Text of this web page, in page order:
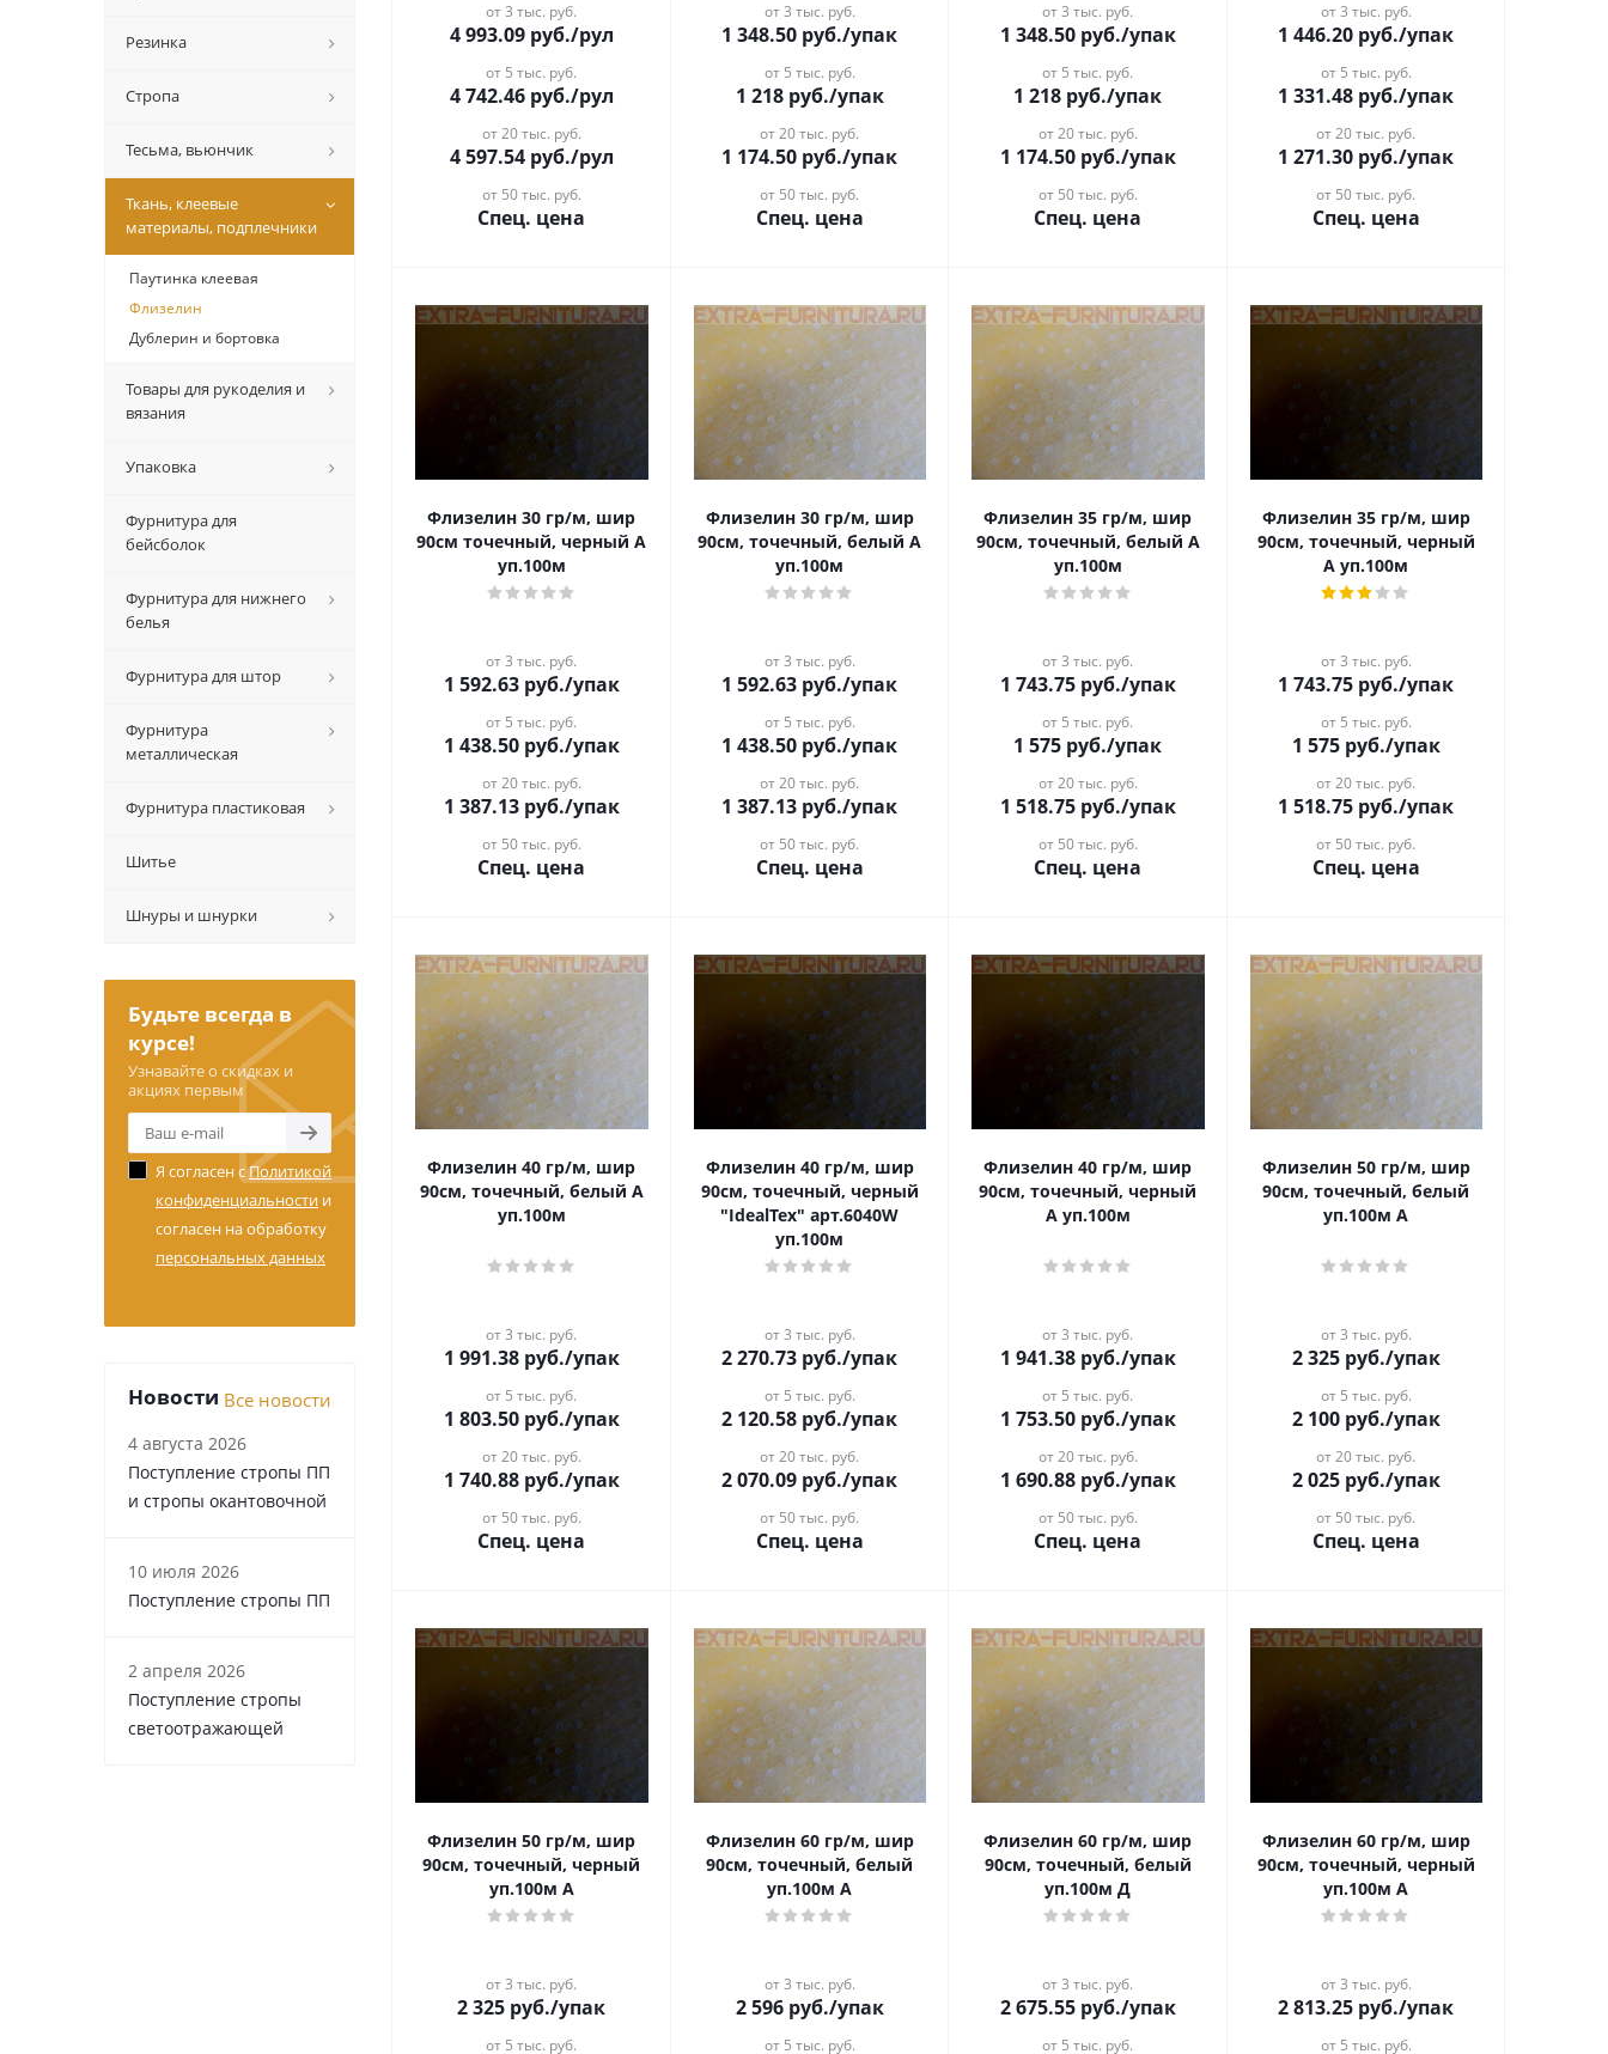
от 3 тыс. руб.
4 993.09руб./рул
от 5 тыс. руб.
4 742.46руб./рул
от 20 тыс. руб.
4 597.54руб./рул
от 50 тыс. руб.
Спец. цена
от 3 тыс. руб.
1 348.50 руб./упак
от 5 тыс. руб.
1 218руб./упак
от 20 тыс. руб.
1 174.50 руб./упак
от 50 тыс. руб.
Спец. цена
от 3 тыс. руб.
1 348.50руб./упак
от 5 тыс. руб.
1 218 руб./упак
от 20 тыс. руб.
1 174.50руб./упак
от 50 тыс. руб.
Спец. цена
от 3 тыс. руб.
1 446.20 руб./упак
от 5 тыс. руб.
1 331.48 руб./упак
от 20 тыс. руб.
1 271.30 руб./упак
от 50 тыс. руб.
Спец. цена
Флизелин 30 гр/м, шир
90см точечный, черный А
уп.100м
от 3 тыс. руб.
1 592.63руб./упак
от 5 тыс. руб.
1 438.50руб./упак
от 20 тыс. руб.
1 387.13руб./упак
от 50 тыс. руб.
Спец. цена
Флизелин 30 гр/м, шир
90см, точечный, белый А
уп.100м
от 3 тыс. руб.
1 592.63 руб./упак
от 5 тыс. руб.
1 438.50 руб./упак
от 20 тыс. руб.
1 387.13 руб./упак
от 50 тыс. руб.
Спец. цена
Флизелин 35 гр/м, шир
90см, точечный, белый А
уп.100м
от 3 тыс. руб.
1 743.75руб./упак
от 5 тыс. руб.
1 575 руб./упак
от 20 тыс. руб.
1 518.75руб./упак
от 50 тыс. руб.
Спец. цена
Флизелин 35 гр/м, шир
90см, точечный, черный
А уп.100м
от 3 тыс. руб.
1 743.75 руб./упак
от 5 тыс. руб.
1 575руб./упак
от 20 тыс. руб.
1 518.75 руб./упак
от 50 тыс. руб.
Спец. цена
Флизелин 40 гр/м, шир
90см, точечный, белый А
уп.100м
от 3 тыс. руб.
1 991.38руб./упак
от 5 тыс. руб.
1 803.50руб./упак
от 20 тыс. руб.
1 740.88руб./упак
от 50 тыс. руб.
Спец. цена
Флизелин 40 гр/м, шир
90см, точечный, черный
"IdealTex" арт.6040W
уп.100м
от 3 тыс. руб.
2 270.73 руб./упак
от 5 тыс. руб.
2 120.58 руб./упак
от 20 тыс. руб.
2 070.09 руб./упак
от 50 тыс. руб.
Спец. цена
Флизелин 40 гр/м, шир
90см, точечный, черный
А уп.100м
от 3 тыс. руб.
1 941.38руб./упак
от 5 тыс. руб.
1 753.50руб./упак
от 20 тыс. руб.
1 690.88руб./упак
от 50 тыс. руб.
Спец. цена
Флизелин 50 гр/м, шир
90см, точечный, белый
уп.100м А
от 3 тыс. руб.
2 325руб./упак
от 5 тыс. руб.
2 100руб./упак
от 20 тыс. руб.
2 025руб./упак
от 50 тыс. руб.
Спец. цена
Флизелин 50 гр/м, шир
90см, точечный, черный
уп.100м А
от 3 тыс. руб.
2 325 руб./упак
от 5 тыс. руб.
Флизелин 60 гр/м, шир
90см, точечный, белый
уп.100м А
от 3 тыс. руб.
2 596руб./упак
от 5 тыс. руб.
Флизелин 60 гр/м, шир
90см, точечный, белый
уп.100м Д
от 3 тыс. руб.
2 675.55руб./упак
от 5 тыс. руб.
Флизелин 60 гр/м, шир
90см, точечный, черный
уп.100м А
от 3 тыс. руб.
2 813.25 руб./упак
от 5 тыс. руб.
Резинка
Стропа
Тесьма, вьюнчик
Ткань, клеевые
материалы, подплечники
Паутинка клеевая
Флизелин
Дублерин и бортовка
Товары для рукоделия и
вязания
Упаковка
Фурнитура для
бейсболок
Фурнитура для нижнего
белья
Фурнитура для штор
Фурнитура
металлическая
Фурнитура пластиковая
Шитье
Шнуры и шнурки
Будьте всегда в
курсе!
Узнавайте о скидках и
акциях первым
Я согласен сПолитикой
конфиденциальности и
согласен на обработку
персональных данных
Новости Все новости
4 августа 2026
Поступление стропы ПП
и стропы окантовочной
10 июля 2026
Поступление стропы ПП
2 апреля 2026
Поступление стропы
светоотражающей